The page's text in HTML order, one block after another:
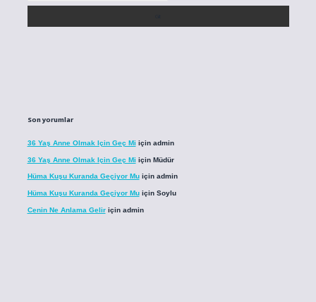
Son yorumlar
36 Yaş Anne Olmak Için Geç Mi için admin
36 Yaş Anne Olmak Için Geç Mi için Müdür
Hüma Kuşu Kuranda Geçiyor Muiçin admin
Hüma Kuşu Kuranda Geçiyor Muiçin Soylu
Cenin Ne Anlama Geliriçin admin